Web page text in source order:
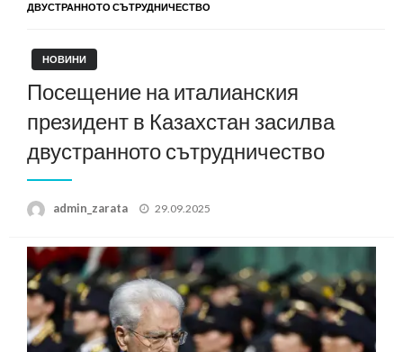
ДВУСТРАННОТО СЪТРУДНИЧЕСТВО
НОВИНИ
Посещение на италианския
президент в Казахстан засилва
двустранното сътрудничество
admin_zarata
Posted
29.09.2025